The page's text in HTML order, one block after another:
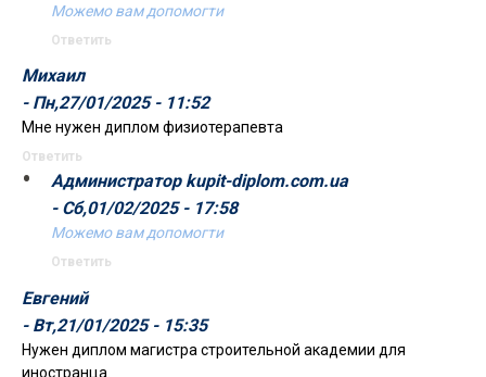
Можемо вам допомогти
Ответить
Михаил
- Пн,27/01/2025 - 11:52
Мне нужен диплом физиотерапевта
Ответить
Администратор kupit-diplom.com.ua
- Сб,01/02/2025 - 17:58
Можемо вам допомогти
Ответить
Евгений
- Вт,21/01/2025 - 15:35
Нужен диплом магистра строительной академии для
иностранца.